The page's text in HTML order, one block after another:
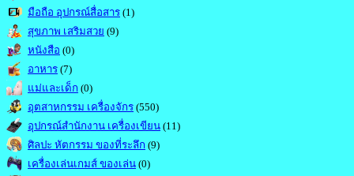
มือถือ อุปกรณ์สื่อสาร (1)
สุขภาพ เสริมสวย (9)
หนังสือ (0)
อาหาร (7)
แม่และเด็ก (0)
อุตสาหกรรม เครื่องจักร (550)
อุปกรณ์สำนักงาน เครื่องเขียน (11)
ศิลปะ หัตกรรม ของที่ระลึก (9)
เครื่องเล่นเกมส์ ของเล่น (0)